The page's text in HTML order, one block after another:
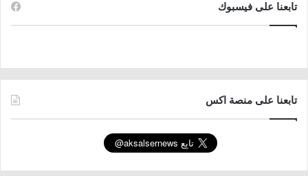
تابعنا على فيسبوك
تابعنا على منصة اكس